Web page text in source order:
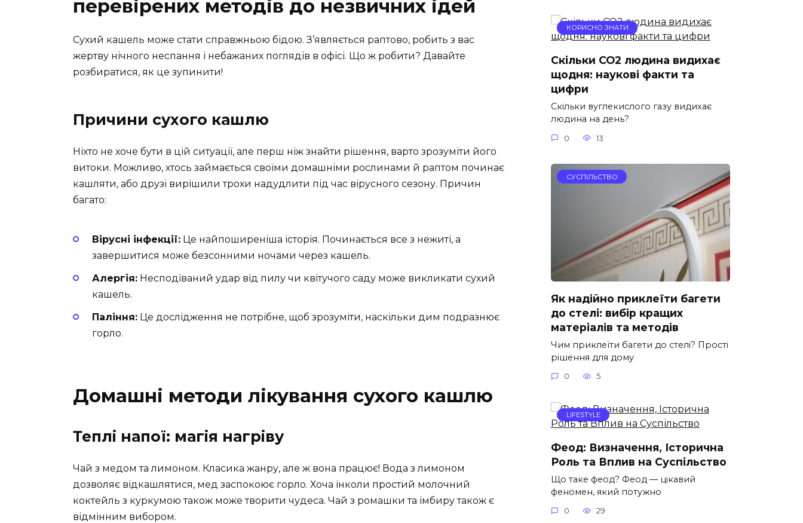
перевірених методів до незвичних ідей
Сухий кашель може стати справжньою бідою. З’являється раптово, робить з вас
жертву нічного неспання і небажаних поглядів в офісі. Що ж робити? Давайте
розбиратися, як це зупинити!
Причини сухого кашлю
Ніхто не хоче бути в цій ситуації, але перш ніж знайти рішення, варто зрозуміти його
витоки. Можливо, хтось займається своїми домашніми рослинами й раптом починає
кашляти, або друзі вирішили трохи надудлити під час вірусного сезону. Причин
багато:
Вірусні інфекції: Це найпоширеніша історія. Починається все з нежиті, а
завершитися може безсонними ночами через кашель.
Алергія: Несподіваний удар від пилу чи квітучого саду може викликати сухий
кашель.
Паління: Це дослідження не потрібне, щоб зрозуміти, наскільки дим подразнює
горло.
Домашні методи лікування сухого кашлю
Теплі напої: магія нагріву
Чай з медом та лимоном. Класика жанру, але ж вона працює! Вода з лимоном
дозволяє відкашлятися, мед заспокоює горло. Хоча інколи простий молочний
коктейль з куркумою також може творити чудеса. Чай з ромашки та імбиру також є
відмінним вибором.
КОРИСНО ЗНАТИ
Скільки CO2 людина видихає
щодня: наукові факти та
цифри
Скільки вуглекислого газу видихає
людина на день?
0 13
СУСПІЛЬСТВО
Як надійно приклеїти багети
до стелі: вибір кращих
матеріалів та методів
Чим приклеїти багети до стелі? Прості
рішення для дому
0 5
LIFESTYLE
Феод: Визначення, Історична
Роль та Вплив на Суспільство
Що таке феод? Феод — цікавий
феномен, який потужно
0 29